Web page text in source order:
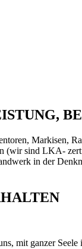
Markisen,
(wir sind LKA-
in der
mit ganzer